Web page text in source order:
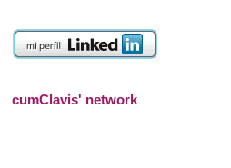
cumClavis' network